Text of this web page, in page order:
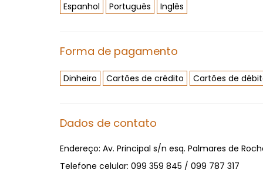
Espanhol Português Inglês
Forma de pagamento
Dinheiro Cartões de crédito Cartões de
Dados de contato
Endereço: Av. Principal s/n esq. Palmares de
Telefone celular: 099 359 845 / 099 787 317